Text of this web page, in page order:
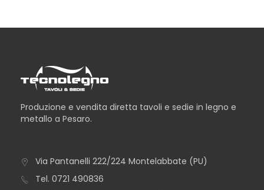
TAVOLO ICEBERG
Produzione e vendita diretta tavoli e sedie in legno e
metallo a Pesaro.
Via Pantanelli 222/224 Montelabbate (PU)
Tel. 0721 490836